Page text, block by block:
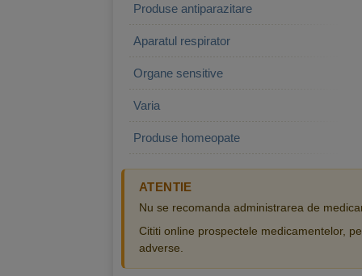
Produse antiparazitare
Aparatul respirator
Organe sensitive
Varia
Produse homeopate
ATENTIE
Nu se recomanda administrarea de
Cititi online prospectele medicamentelor,
adverse.